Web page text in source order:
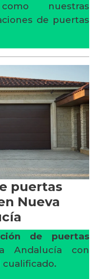
nuestras
de puertas
puertas
Nueva
de puertas
Andalucía con